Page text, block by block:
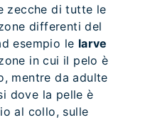
zecche di tutte le
differenti del
esempio le larve
in cui il pelo è
mentre da adulte
dove la pelle è
al collo, sulle